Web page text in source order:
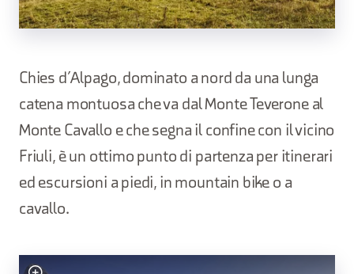
Chies d’Alpago, dominato a nord da una lunga
catena montuosa che va dal Monte Teverone al
Monte Cavallo e che segna il confine con il vicino
Friuli, è un ottimo punto di partenza per itinerari
ed escursioni a piedi, in mountain bike o a
cavallo.